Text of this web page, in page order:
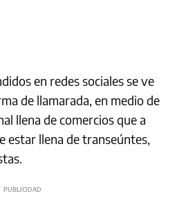
en redes sociales se ve
de llamarada, en medio de
llena de comercios que a
estar llena de transeúntes,